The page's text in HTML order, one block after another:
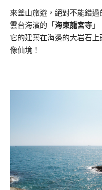
來釜山旅遊，絕對不能錯
雲台海濱的「 海東龍宮寺
它的建築在海邊的大岩石
像仙境！